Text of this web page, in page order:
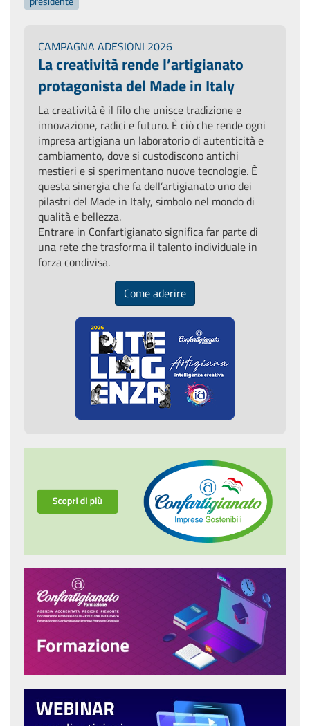
CAMPAGNA ADESIONI 2026
La creatività rende l’artigianato
protagonista del Made in Italy
La creatività è il filo che unisce tradizione e
innovazione, radici e futuro. È ciò che rende ogni
impresa artigiana un laboratorio di autenticità e
cambiamento, dove si custodiscono antichi
mestieri e si sperimentano nuove tecnologie. È
questa sinergia che fa dell’artigianato uno dei
pilastri del Made in Italy, simbolo nel mondo di
qualità e bellezza.
Entrare in Confartigianato significa far parte di
una rete che trasforma il talento individuale in
forza condivisa.
Come aderire